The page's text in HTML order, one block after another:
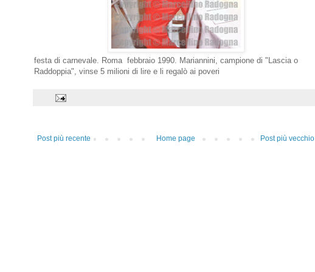
festa di carnevale. Roma febbraio 1990. Mariannini, campione di "Lascia o
Raddoppia", vinse 5 milioni di lire e li regalò ai poveri
Post più recente Post più vecchio
Home page